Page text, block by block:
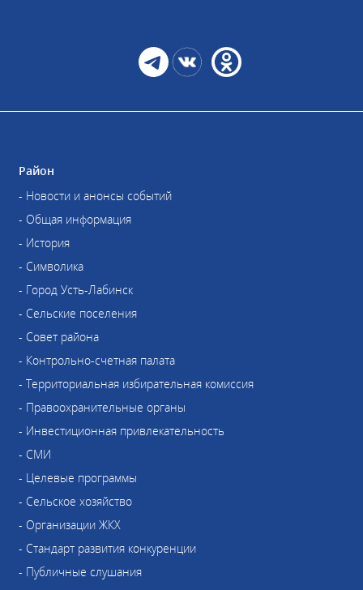
Район
- Новости и анонсы событий
- Общая информация
- История
- Символика
- Город Усть-Лабинск
- Сельские поселения
- Совет района
- Контрольно-счетная палата
- Территориальная избирательная комиссия
- Правоохранительные органы
- Инвестиционная привлекательность
- СМИ
- Целевые программы
- Сельское хозяйство
- Организации ЖКХ
- Стандарт развития конкуренции
- Публичные слушания